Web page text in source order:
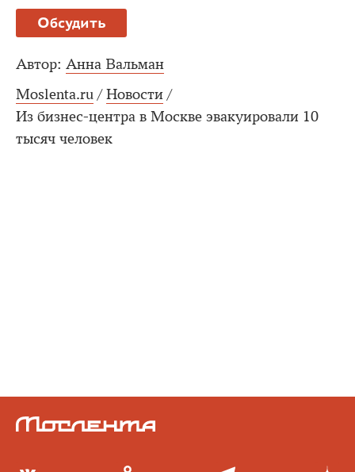
Обсудить
Автор: Анна Вальман
Moslenta.ru / Новости /
Из бизнес-центра в Москве эвакуировали 10
тысяч человек